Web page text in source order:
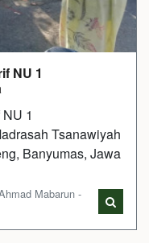
NU 1
1
Tsanawiyah
Banyumas, Jawa
Mabarun -